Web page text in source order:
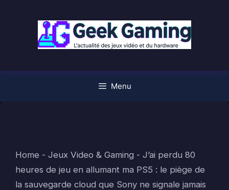
Menu
Home - Jeux Video & Gaming - J’ai perdu 80
heures de jeu en allumant ma PS5 : le piège de
la sauvegarde cloud que Sony ne signale jamais